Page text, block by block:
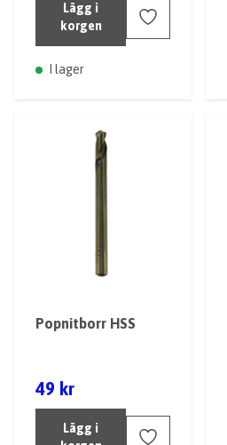
Lägg i
korgen
I lager
Popnitborr HSS
49 kr
Lägg i